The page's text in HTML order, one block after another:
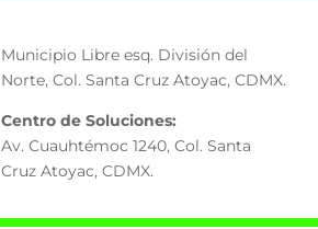
Municipio Libre esq. División del
Norte, Col. Santa Cruz Atoyac, CDMX.
Centro de Soluciones:
Av. Cuauhtémoc 1240, Col. Santa
Cruz Atoyac, CDMX.